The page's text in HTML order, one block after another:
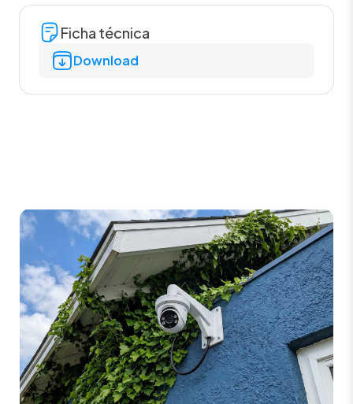
Ficha técnica
Download